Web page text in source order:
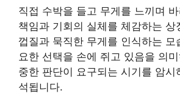
직접 수박을 들고 무게를 느끼며
책임과 기회의 실체를 체감하는 상
껍질과 묵직한 무게를 인식하는 모
요한 선택을 손에 쥐고 있음을 의
중한 판단이 요구되는 시기를 암시
석됩니다.